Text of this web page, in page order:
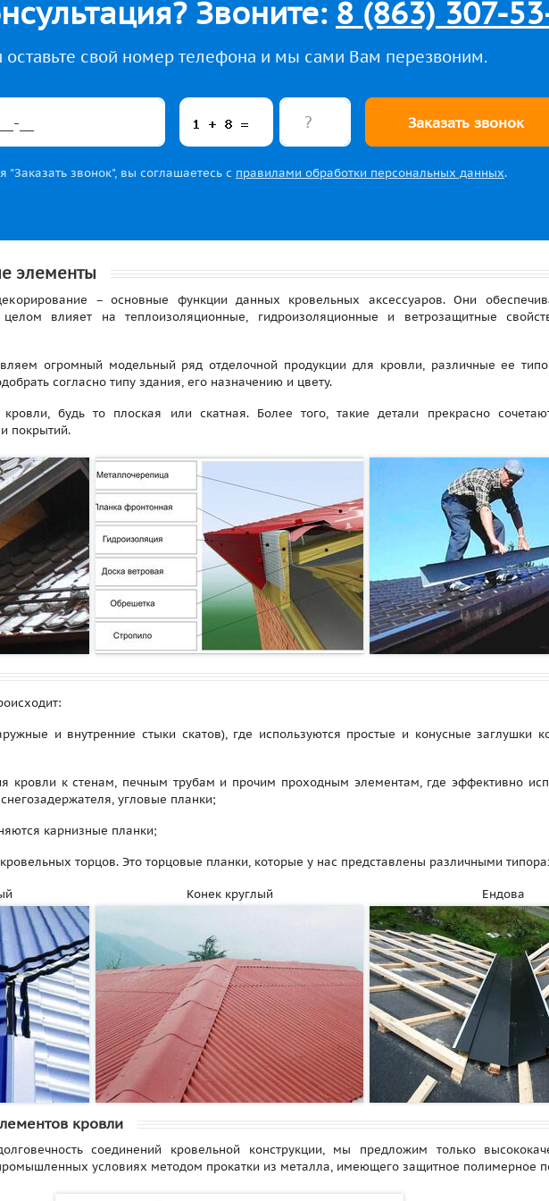
Звоните: 8 (863) 307-
оставьте свой номер телефона и мы сами Вам перезвоним.
Заказать звонок
"Заказать звонок", вы соглашаетесь с правилами обработки персональных данных.
элементы
– основные функции данных кровельных аксессуаров. Они
влияет на теплоизоляционные, гидроизоляционные и ветрозащитные
огромный модельный ряд отделочной продукции для кровли, различные ее
согласно типу здания, его назначению и цвету.
будь то плоская или скатная. Более того, такие детали прекрасно
покрытий.
и внутренние стыки скатов), где используются простые и конусные заглушки
кровли к стенам, печным трубам и прочим проходным элементам, где эффективно
угловые планки;
карнизные планки;
торцов. Это торцовые планки, которые у нас представлены различными
Конек круглый Ендова
кровли
соединений кровельной конструкции, мы предложим только
условиях методом прокатки из металла, имеющего защитное полимерное